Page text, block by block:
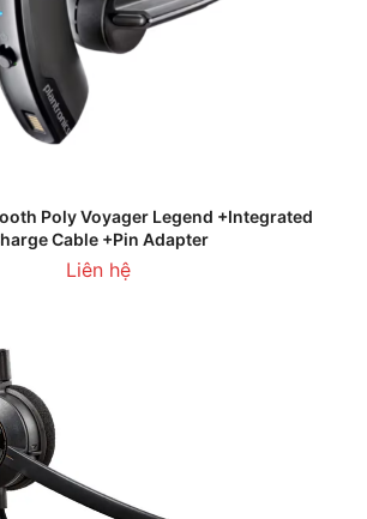
Poly Voyager Legend +Integrated
Cable +Pin Adapter
Liên hệ